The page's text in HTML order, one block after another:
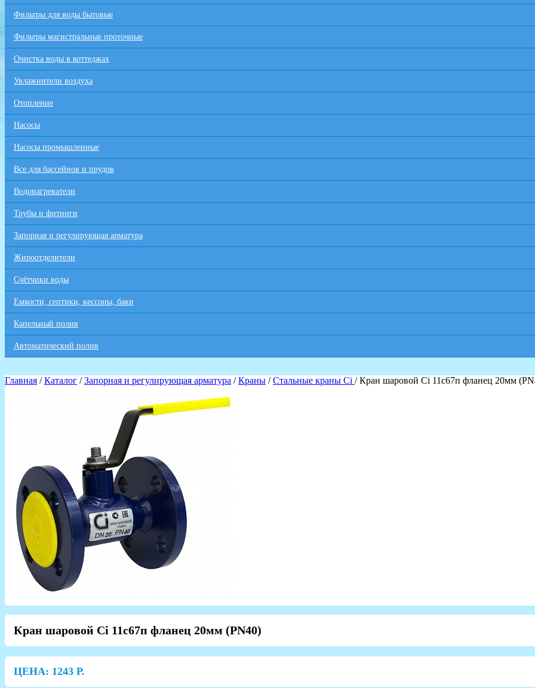
Фильтры для воды бытовые
Фильтры магистральные проточные
Очистка воды в коттеджах
Увлажнители воздуха
Отопление
Насосы
Насосы промышленные
Все для бaссейнов и прудов
Водонагреватели
Трубы и фитинги
Запорная и регулирующая арматура
Жироотделители
Счётчики воды
Емкости, септики, кессоны, баки
Капельный полив
Автоматический полив
Главная /Каталог /Запорная и регулирующая арматура /Краны /Стальные краны Ci / Кран шаровой Ci 11с67п фланец 20мм
Кран шаровой Ci 11с67п фланец 20мм (PN40)
ЦЕНА: 1243 Р.